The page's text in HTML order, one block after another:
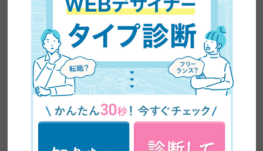
交えながら、スキル習得からキャリア形成まで、
学びのあらゆる段階で役立つ、正確で信頼性の高
い情報をお届けしています。
卒業生実績インタビュー